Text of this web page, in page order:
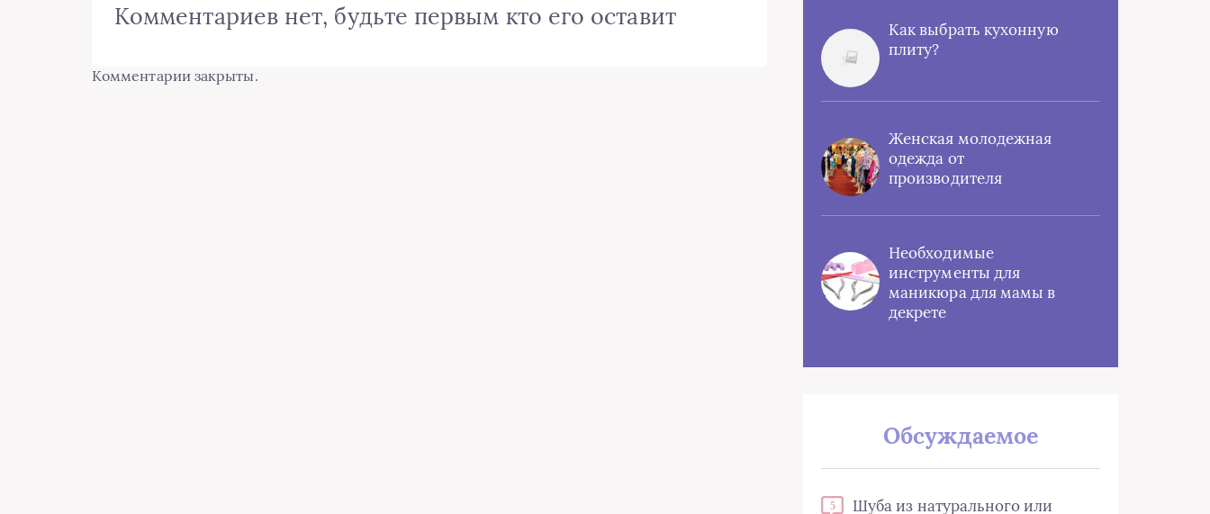
Комментариев нет, будьте первым кто его оставит
Комментарии закрыты.
Как выбрать кухонную
плиту?
Женская молодежная
одежда от
производителя
Необходимые
инструменты для
маникюра для мамы в
декрете
Обсуждаемое
5
Шуба из натурального или